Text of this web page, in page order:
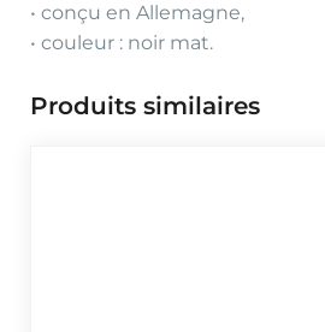
• conçu en Allemagne,
• couleur : noir mat.
Produits similaires